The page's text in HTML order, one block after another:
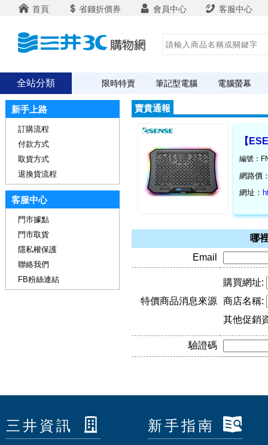
首頁 省錢折價券 會員中心 客服中心
全站分類 限時特賣 筆記型電腦 電腦螢幕
賣貴通報
【
編號：
網路價
網址：
哪
Email
特價商品消息來源
購買網址:
商店名稱:
其他促銷
驗證碼
新手上路
訂購流程
付款方式
取貨方式
退換貨流程
客服中心
門市據點
門市取貨
隱私權保護
聯絡我們
FB粉絲連結
三井資訊 新手指南